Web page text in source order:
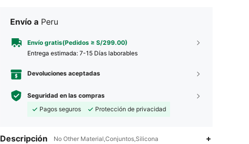
Envío a Peru
Envío gratis(Pedidos ≥ S/299.00)
Entrega estimada: 7-15 Días laborables
Devoluciones aceptadas
Seguridad en las compras
Pagos seguros
Protección de privacidad
Descripción No Other Material,Conjuntos,Silicona